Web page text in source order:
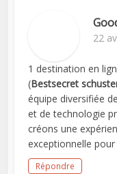
22
1 destination en
(Bestsecret
équipe diversifiée
et de technologie
créons une
exceptionnelle
Répondre